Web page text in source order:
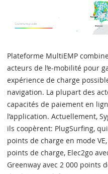
Plateforme MultiEMP
acteurs de l’e-mobilité pour
expérience de charge
navigation. La plupart des
capacités de paiement en
l’application. Actuellement,
ils coopèrent: PlugSurfing,
points de charge en mode
points de charge, Elec2go
Greenway avec 2 000 points